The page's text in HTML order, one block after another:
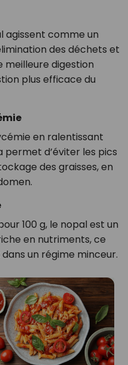
agissent comme un
des déchets et
meilleure digestion
plus efficace du
en ralentissant
permet d’éviter les pics
des graisses, en
100 g, le nopal est un
en nutriments, ce
un régime minceur.